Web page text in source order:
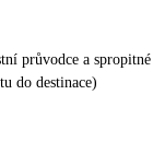
průvodce a spropitné
do destinace)